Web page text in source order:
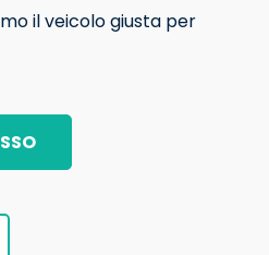
il veicolo giusta per